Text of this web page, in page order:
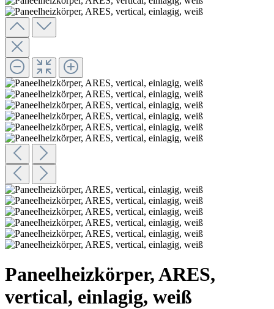
Paneelheizkörper, ARES,
vertical, einlagig, weiß